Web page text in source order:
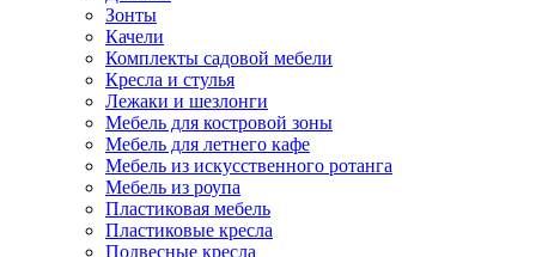
Зонты
Качели
Комплекты садовой мебели
Кресла и стулья
Лежаки и шезлонги
Мебель для костровой зоны
Мебель для летнего кафе
Мебель из искусственного ротанга
Мебель из роупа
Пластиковая мебель
Пластиковые кресла
Подвесные кресла